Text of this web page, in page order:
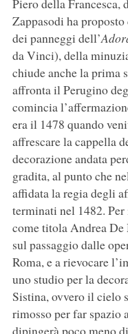
Zappasodi ha
dei panneggi dell’
da Vinci), della
chiude anche la prima
affronta il Perugino
comincia
era il 1478 quando
affrescare la cappella
decorazione andata
gradita, al punto che
affidata la regia degli
terminati nel 1482.
come titola Andrea
sul passaggio dalle
Roma, e a rievocare
uno studio per la
Sistina, ovvero il cielo
rimosso per far spazio
dipingerà poco meno